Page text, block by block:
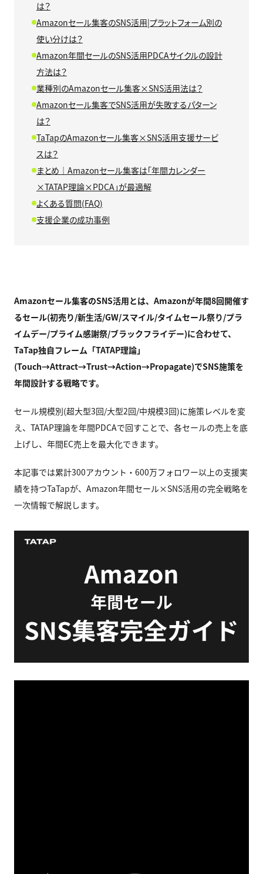
は？
Amazonセール集客のSNS活用|プラットフォーム別の
使い分けは？
Amazon年間セールのSNS活用PDCAサイクルの設計
方法は？
業種別のAmazonセール集客×SNS活用法は？
Amazonセール集客でSNS活用が失敗するパターン
は？
TaTapのAmazonセール集客×SNS活用支援サービ
スは？
まとめ｜Amazonセール集客は「年間カレンダー
×TATAP理論×PDCA」が最適解
よくある質問(FAQ)
支援企業の成功事例
Amazonセール集客のSNS活用とは、Amazonが年間8回開催す
るセール(初売り/新生活/GW/スマイル/タイムセール祭り/プラ
イムデー/プライム感謝祭/ブラックフライデー)に合わせて、
TaTap独自フレーム「TATAP理論」
(Touch→Attract→Trust→Action→Propagate)でSNS施策を
年間設計する戦略です。
セール規模別(超大型3回/大型2回/中規模3回)に施策レベルを変
え、TATAP理論を年間PDCAで回すことで、各セールの売上を底
上げし、年間EC売上を最大化できます。
本記事では累計300アカウント・600万フォロワー以上の支援実
績を持つTaTapが、Amazon年間セール×SNS活用の完全戦略を
一次情報で解説します。